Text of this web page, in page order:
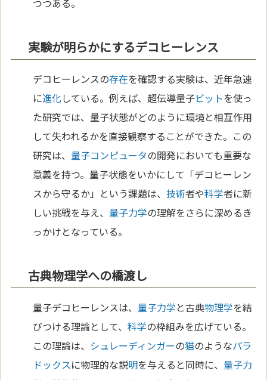
つつある。
実験が明らかにするデコヒーレンス
デコヒーレンスの存在を確認する実験は、近年急速
に進化している。例えば、超伝導量子ビットを使っ
た研究では、量子状態がどのように環境と相互作用
して失われるかを直接観察することができた。この
研究は、 量子コンピュータの開発においても重要な
意義を持つ。量子状態をいかにして「デコヒーレン
スから守るか」という課題は、技術者や科学者に新
しい挑戦を与え、 量子力学の理解をさらに深めるき
っかけとなっている。
古典物理学への橋渡し
量子デコヒーレンスは、 量子力学と古典物理学を結
びつける理論として、科学の枠組みを広げている。
この理論は、 シュレーディンガーの猫のようなパラ
ドックスに物理的な説明を与えると同時に、 量子力